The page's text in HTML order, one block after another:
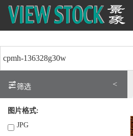
筛选 <
图片格式:
JPG